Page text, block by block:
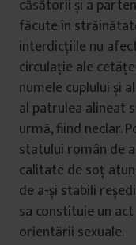
căsătorii și a
făcute în
interdicțiile nu
circulație ale
numele cuplului și
al patrulea alineat
urmă, fiind neclar.
statului român de
calitate de soț
de a-și stabili
sa constituie un
orientării sexuale.